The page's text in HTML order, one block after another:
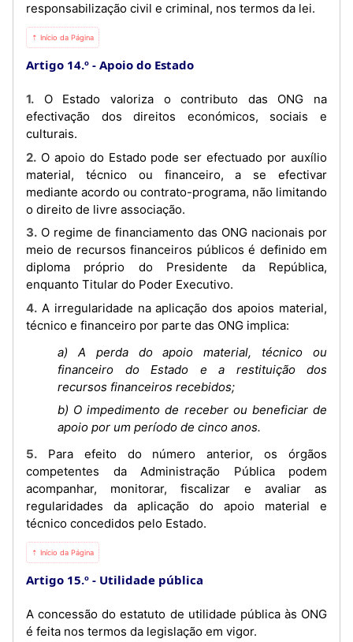
responsabilização civil e criminal, nos termos da lei.
⇡ Início da Página
Artigo 14.º Apoio do Estado
1. O Estado valoriza o contributo das ONG na
efectivação dos direitos económicos, sociais e
culturais.
2. O apoio do Estado pode ser efectuado por auxílio
material, técnico ou financeiro, a se efectivar
mediante acordo ou contrato-programa, não limitando
o direito de livre associação.
3. O regime de financiamento das ONG nacionais por
meio de recursos financeiros públicos é definido em
diploma próprio do Presidente da República,
enquanto Titular do Poder Executivo.
4. A irregularidade na aplicação dos apoios material,
técnico e financeiro por parte das ONG implica:
a) A perda do apoio material, técnico ou
financeiro do Estado e a restituição dos
recursos financeiros recebidos;
b) O impedimento de receber ou beneficiar de
apoio por um período de cinco anos.
5. Para efeito do número anterior, os órgãos
competentes da Administração Pública podem
acompanhar, monitorar, fiscalizar e avaliar as
regularidades da aplicação do apoio material e
técnico concedidos pelo Estado.
⇡ Início da Página
Artigo 15.º Utilidade pública
A concessão do estatuto de utilidade pública às ONG
é feita nos termos da legislação em vigor.